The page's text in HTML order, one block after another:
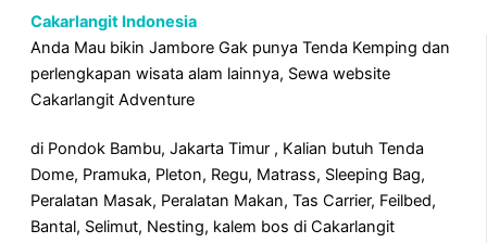
Cakarlangit Indonesia
Anda Mau bikin Jambore Gak punya Tenda Kemping dan
perlengkapan wisata alam lainnya, Sewa website
Cakarlangit Adventure
di Pondok Bambu, Jakarta Timur , Kalian butuh Tenda
Dome, Pramuka, Pleton, Regu, Matrass, Sleeping Bag,
Peralatan Masak, Peralatan Makan, Tas Carrier, Feilbed,
Bantal, Selimut, Nesting, kalem bos di Cakarlangit